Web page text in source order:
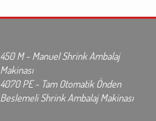
450 M - Manuel Shrink Ambalaj
Makinası
4070 PE - Tam Otomatik Önden
Beslemeli Shrink Ambalaj Makinası